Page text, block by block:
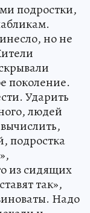
подростки,
но не
поколение.
Ударить
людей
подростка
из сидящих
так»,
Надо